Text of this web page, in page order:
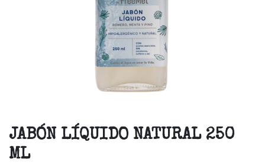
JABÓN LÍQUIDO NATURAL 250
ML